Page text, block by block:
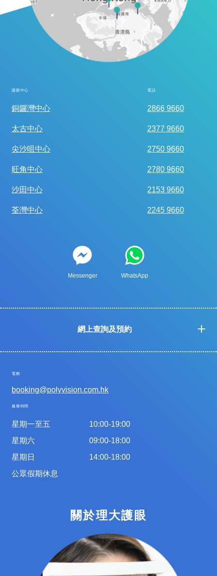
護眼中心 電話
銅鑼灣中心 2866 9660
太古中心 2377 9660
尖沙咀中心 2750 9660
旺角中心 2780 9660
沙田中心 2153 9660
荃灣中心 2245 9660
Messenger WhatsApp
網上查詢及預約
電郵
booking@polyvision.com.hk
服務時間
星期一至五
星期六
星期日
公眾假期休息
10:00-19:00
09:00-18:00
14:00-18:00
關於理大護眼